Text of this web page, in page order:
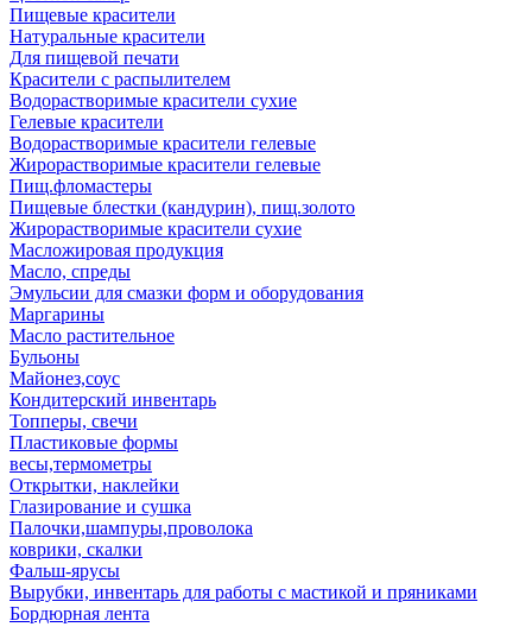
Пищевые красители
Натуральные красители
Для пищевой печати
Красители с распылителем
Водорастворимые красители сухие
Гелевые красители
Водорастворимые красители гелевые
Жирорастворимые красители гелевые
Пищ.фломастеры
Пищевые блестки (кандурин), пищ.золото
Жирорастворимые красители сухие
Масложировая продукция
Масло, спреды
Эмульсии для смазки форм и оборудования
Маргарины
Масло растительное
Бульоны
Майонез,соус
Кондитерский инвентарь
Топперы, свечи
Пластиковые формы
весы,термометры
Открытки, наклейки
Глазирование и сушка
Палочки,шампуры,проволока
коврики, скалки
Фальш-ярусы
Вырубки, инвентарь для работы с мастикой и пряниками
Бордюрная лента